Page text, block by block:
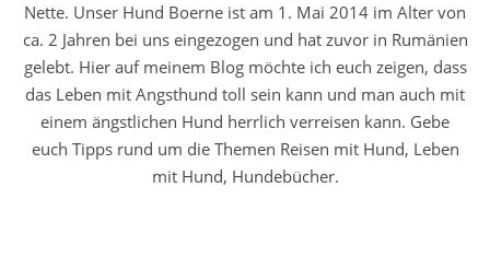
Nette. Unser Hund Boerne ist am 1. Mai 2014 im Alter von
ca. 2 Jahren bei uns eingezogen und hat zuvor in Rumänien
gelebt. Hier auf meinem Blog möchte ich euch zeigen, dass
das Leben mit Angsthund toll sein kann und man auch mit
einem ängstlichen Hund herrlich verreisen kann. Gebe
euch Tipps rund um die Themen Reisen mit Hund, Leben
mit Hund, Hundebücher.